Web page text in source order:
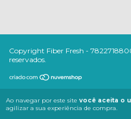
Ao navegar por este site você aceita o
agilizar a sua experiência de compra.
Copyright Fiber Fresh -
reservados.